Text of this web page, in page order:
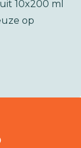
10x200 ml
op